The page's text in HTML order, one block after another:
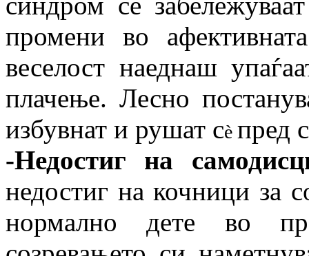
промени во
веселост наеднаш
плачење. Лесно
избувнат и рушат cè пред
-Недостиг на
недостиг на кочници за
нормално дете во